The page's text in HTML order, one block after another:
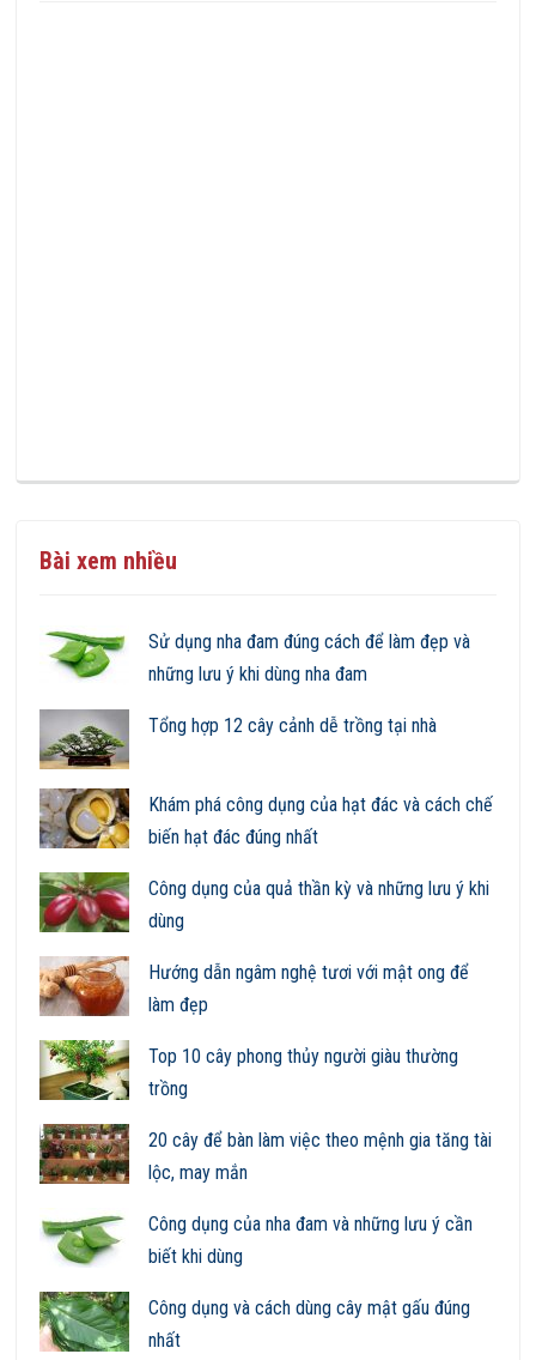
Bài xem nhiều
Sử dụng nha đam đúng cách để làm đẹp và
những lưu ý khi dùng nha đam
Tổng hợp 12 cây cảnh dễ trồng tại nhà
Khám phá công dụng của hạt đác và cách chế
biến hạt đác đúng nhất
Công dụng của quả thần kỳ và những lưu ý khi
dùng
Hướng dẫn ngâm nghệ tươi với mật ong để
làm đẹp
Top 10 cây phong thủy người giàu thường
trồng
20 cây để bàn làm việc theo mệnh gia tăng tài
lộc, may mắn
Công dụng của nha đam và những lưu ý cần
biết khi dùng
Công dụng và cách dùng cây mật gấu đúng
nhất